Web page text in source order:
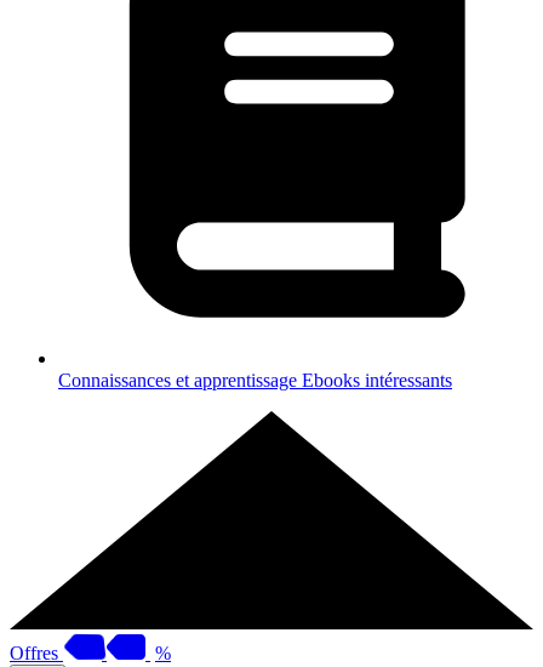
Connaissances et apprentissage Ebooks intéressants
Offres %